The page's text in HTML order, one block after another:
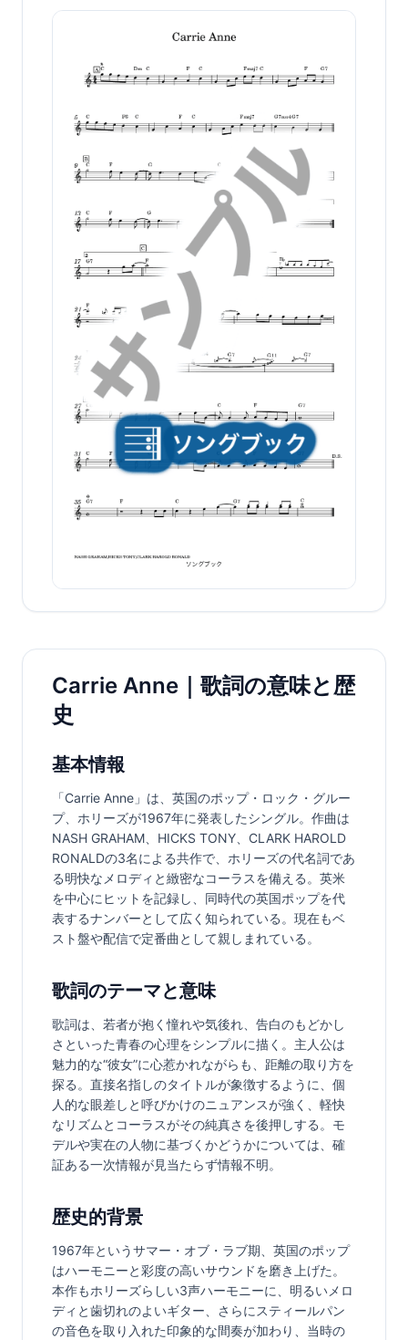
Carrie Anne｜歌詞の意味と歴
史
基本情報
「Carrie Anne」は、英国のポップ・ロック・グルー
プ、ホリーズが1967年に発表したシングル。作曲は
NASH GRAHAM、HICKS TONY、CLARK HAROLD
RONALDの3名による共作で、ホリーズの代名詞であ
る明快なメロディと緻密なコーラスを備える。英米
を中心にヒットを記録し、同時代の英国ポップを代
表するナンバーとして広く知られている。現在もベ
スト盤や配信で定番曲として親しまれている。
歌詞のテーマと意味
歌詞は、若者が抱く憧れや気後れ、告白のもどかし
さといった青春の心理をシンプルに描く。主人公は
魅力的な“彼女”に心惹かれながらも、距離の取り方を
探る。直接名指しのタイトルが象徴するように、個
人的な眼差しと呼びかけのニュアンスが強く、軽快
なリズムとコーラスがその純真さを後押しする。モ
デルや実在の人物に基づくかどうかについては、確
証ある一次情報が見当たらず情報不明。
歴史的背景
1967年というサマー・オブ・ラブ期、英国のポップ
はハーモニーと彩度の高いサウンドを磨き上げた。
本作もホリーズらしい3声ハーモニーに、明るいメロ
ディと歯切れのよいギター、さらにスティールパン
の音色を取り入れた印象的な間奏が加わり、当時の